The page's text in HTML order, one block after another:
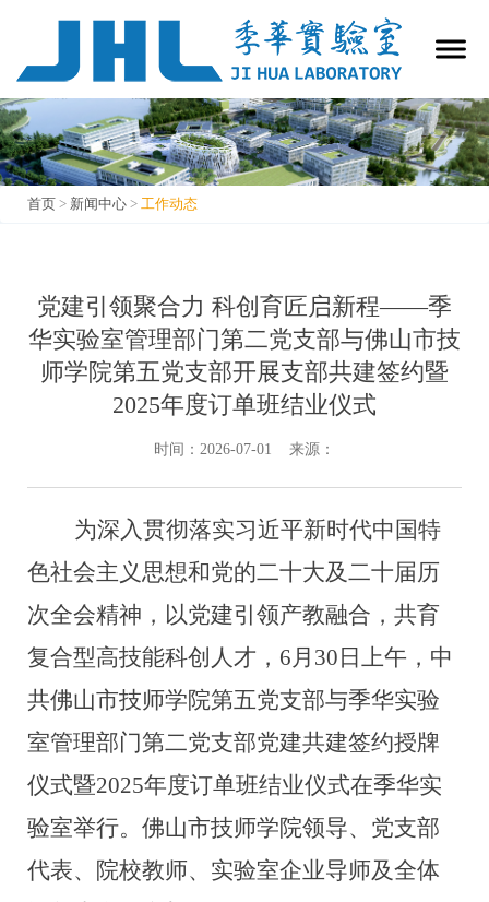
首页 > 新闻中心 > 工作动态
党建引领聚合力 科创育匠启新程——季
华实验室管理部门第二党支部与佛山市技
师学院第五党支部开展支部共建签约暨
2025年度订单班结业仪式
时间：2026-07-01 来源：
为深入贯彻落实习近平新时代中国特
色社会主义思想和党的二十大及二十届历
次全会精神，以党建引领产教融合 ， 共育
复合型高技能科创人才，6月30日上午，中
共佛山市技师学院第五党支部与季华实验
室管理部门第二党支部党建共建签约授牌
仪式暨2025年度订单班结业仪式在季华实
验室举行。 佛山市技师学院领导、党支部
代表、院校教师、实验室企业导师及全体